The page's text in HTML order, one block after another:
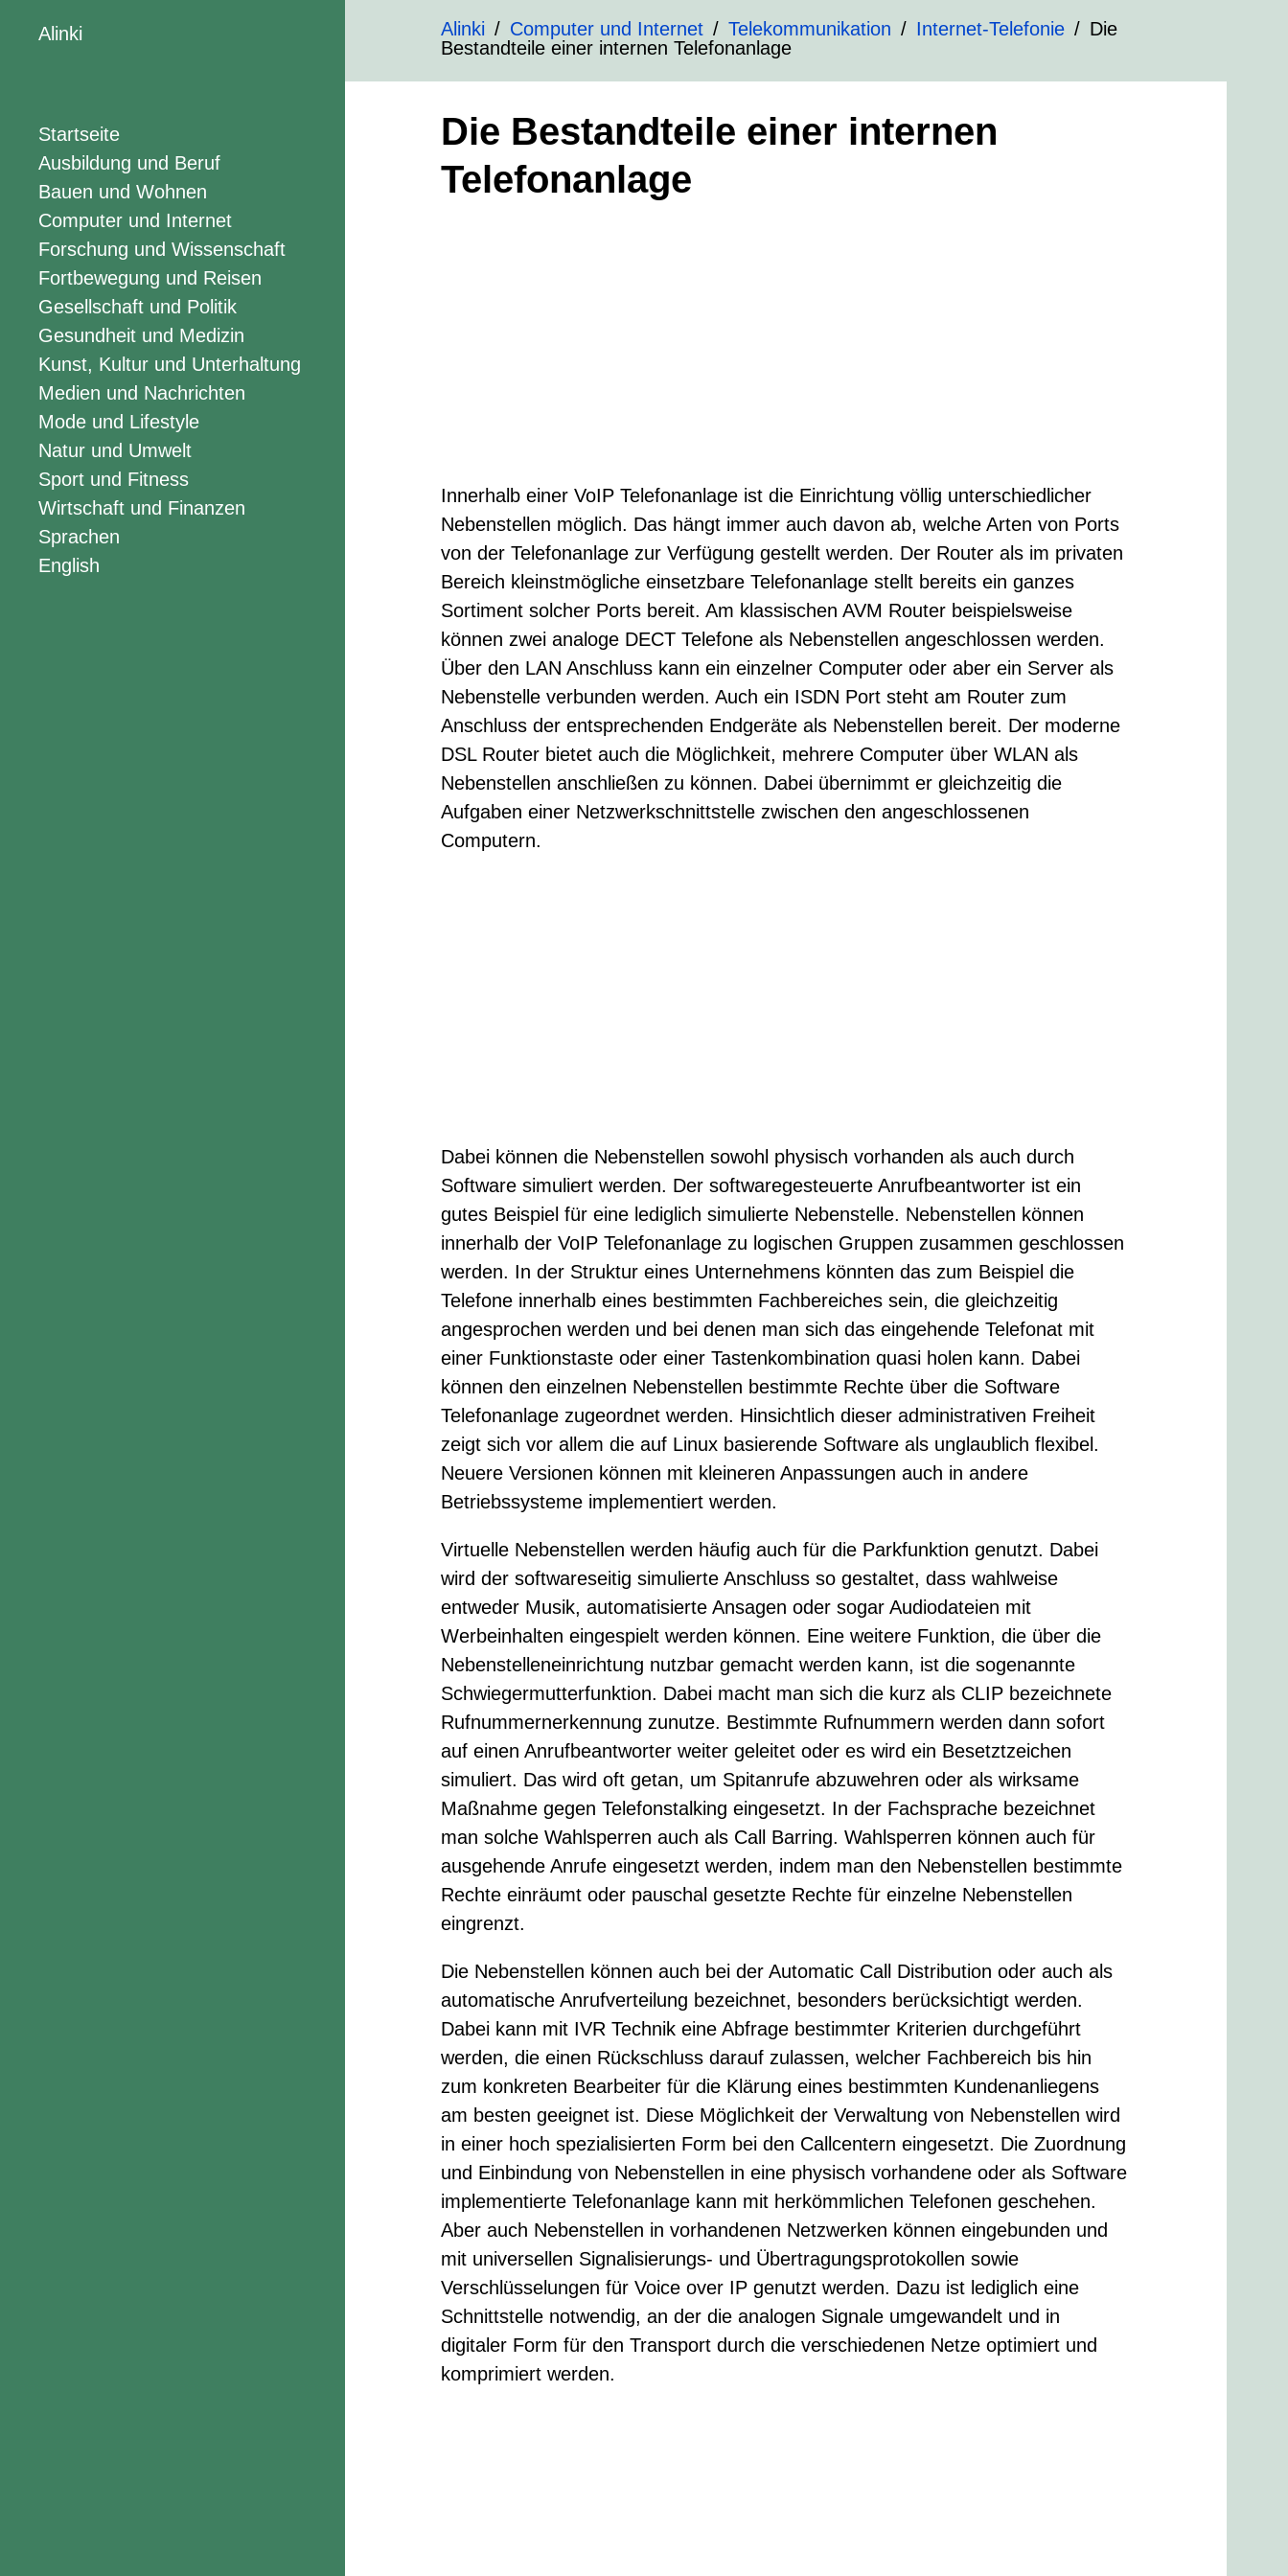
Alinki Alinki Computer und Internet Telekommunikation Internet-Telefonie
Die
Bestandteile einer internen Telefonanlage
Startseite
Ausbildung und Beruf
Bauen und Wohnen
Computer und Internet
Forschung und Wissenschaft
Fortbewegung und Reisen
Gesellschaft und Politik
Gesundheit und Medizin
Kunst, Kultur und Unterhaltung
Medien und Nachrichten
Mode und Lifestyle
Natur und Umwelt
Sport und Fitness
Wirtschaft und Finanzen
Sprachen
English
Die Bestandteile einer internen
Telefonanlage
Innerhalb einer VoIP Telefonanlage ist die Einrichtung völlig unterschiedlicher
Nebenstellen möglich. Das hängt immer auch davon ab, welche Arten von Ports
von der Telefonanlage zur Verfügung gestellt werden. Der Router als im privaten
Bereich kleinstmögliche einsetzbare Telefonanlage stellt bereits ein ganzes
Sortiment solcher Ports bereit. Am klassischen AVM Router beispielsweise
können zwei analoge DECT Telefone als Nebenstellen angeschlossen werden.
Über den LAN Anschluss kann ein einzelner Computer oder aber ein Server als
Nebenstelle verbunden werden. Auch ein ISDN Port steht am Router zum
Anschluss der entsprechenden Endgeräte als Nebenstellen bereit. Der moderne
DSL Router bietet auch die Möglichkeit, mehrere Computer über WLAN als
Nebenstellen anschließen zu können. Dabei übernimmt er gleichzeitig die
Aufgaben einer Netzwerkschnittstelle zwischen den angeschlossenen
Computern.
Dabei können die Nebenstellen sowohl physisch vorhanden als auch durch
Software simuliert werden. Der softwaregesteuerte Anrufbeantworter ist ein
gutes Beispiel für eine lediglich simulierte Nebenstelle. Nebenstellen können
innerhalb der VoIP Telefonanlage zu logischen Gruppen zusammen geschlossen
werden. In der Struktur eines Unternehmens könnten das zum Beispiel die
Telefone innerhalb eines bestimmten Fachbereiches sein, die gleichzeitig
angesprochen werden und bei denen man sich das eingehende Telefonat mit
einer Funktionstaste oder einer Tastenkombination quasi holen kann. Dabei
können den einzelnen Nebenstellen bestimmte Rechte über die Software
Telefonanlage zugeordnet werden. Hinsichtlich dieser administrativen Freiheit
zeigt sich vor allem die auf Linux basierende Software als unglaublich flexibel.
Neuere Versionen können mit kleineren Anpassungen auch in andere
Betriebssysteme implementiert werden.
Virtuelle Nebenstellen werden häufig auch für die Parkfunktion genutzt. Dabei
wird der softwareseitig simulierte Anschluss so gestaltet, dass wahlweise
entweder Musik, automatisierte Ansagen oder sogar Audiodateien mit
Werbeinhalten eingespielt werden können. Eine weitere Funktion, die über die
Nebenstelleneinrichtung nutzbar gemacht werden kann, ist die sogenannte
Schwiegermutterfunktion. Dabei macht man sich die kurz als CLIP bezeichnete
Rufnummernerkennung zunutze. Bestimmte Rufnummern werden dann sofort
auf einen Anrufbeantworter weiter geleitet oder es wird ein Besetztzeichen
simuliert. Das wird oft getan, um Spitanrufe abzuwehren oder als wirksame
Maßnahme gegen Telefonstalking eingesetzt. In der Fachsprache bezeichnet
man solche Wahlsperren auch als Call Barring. Wahlsperren können auch für
ausgehende Anrufe eingesetzt werden, indem man den Nebenstellen bestimmte
Rechte einräumt oder pauschal gesetzte Rechte für einzelne Nebenstellen
eingrenzt.
Die Nebenstellen können auch bei der Automatic Call Distribution oder auch als
automatische Anrufverteilung bezeichnet, besonders berücksichtigt werden.
Dabei kann mit IVR Technik eine Abfrage bestimmter Kriterien durchgeführt
werden, die einen Rückschluss darauf zulassen, welcher Fachbereich bis hin
zum konkreten Bearbeiter für die Klärung eines bestimmten Kundenanliegens
am besten geeignet ist. Diese Möglichkeit der Verwaltung von Nebenstellen wird
in einer hoch spezialisierten Form bei den Callcentern eingesetzt. Die Zuordnung
und Einbindung von Nebenstellen in eine physisch vorhandene oder als Software
implementierte Telefonanlage kann mit herkömmlichen Telefonen geschehen.
Aber auch Nebenstellen in vorhandenen Netzwerken können eingebunden und
mit universellen Signalisierungs- und Übertragungsprotokollen sowie
Verschlüsselungen für Voice over IP genutzt werden. Dazu ist lediglich eine
Schnittstelle notwendig, an der die analogen Signale umgewandelt und in
digitaler Form für den Transport durch die verschiedenen Netze optimiert und
komprimiert werden.